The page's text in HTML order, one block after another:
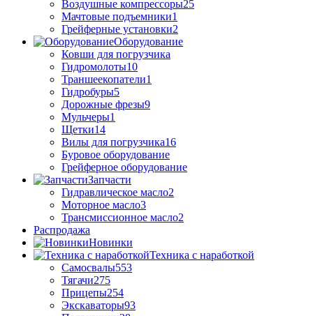
Воздушные компрессоры25
Мачтовые подъемники1
Грейферные установки2
Оборудование
Ковши для погрузчика
Гидромолоты10
Траншеекопатели1
Гидробуры5
Дорожные фрезы9
Мульчеры1
Щетки14
Вилы для погрузчика16
Буровое оборудование
Грейферное оборудование
Запчасти
Гидравлическое масло2
Моторное масло3
Трансмиссионное масло2
Распродажа
Новинки
Техника с наработкой
Самосвалы553
Тягачи275
Прицепы254
Экскаваторы93